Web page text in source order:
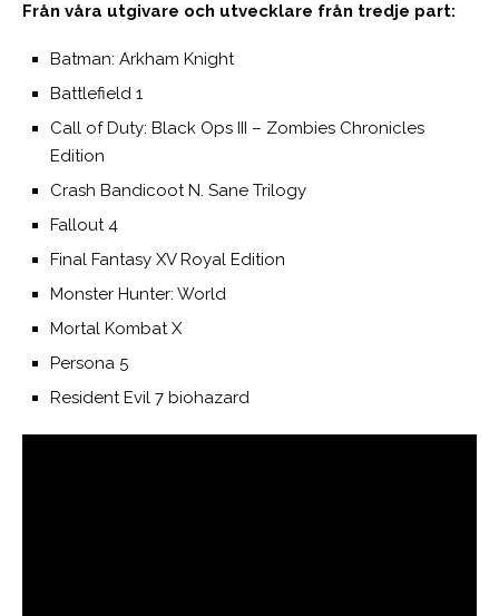
Från våra utgivare och utvecklare från tredje part:
Batman: Arkham Knight
Battlefield 1
Call of Duty: Black Ops III – Zombies Chronicles
Edition
Crash Bandicoot N. Sane Trilogy
Fallout 4
Final Fantasy XV Royal Edition
Monster Hunter: World
Mortal Kombat X
Persona 5
Resident Evil 7 biohazard